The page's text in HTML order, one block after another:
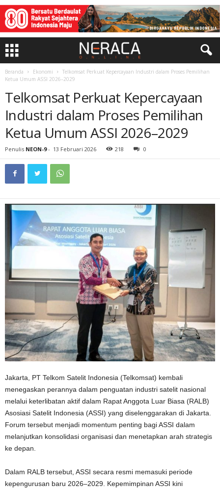
Beranda Ekonomi
Telkomsat Perkuat Kepercayaan Industri dalam Proses Pemilihan
Ketua Umum ASSI 2026–2029
Telkomsat Perkuat Kepercayaan
Industri dalam Proses Pemilihan
Ketua Umum ASSI 2026–2029
Penulis NEON-9- 13 Februari 2026 218 0
Jakarta, PT Telkom Satelit Indonesia (Telkomsat) kembali
menegaskan perannya dalam penguatan industri satelit nasional
melalui keterlibatan aktif dalam Rapat Anggota Luar Biasa (RALB)
Asosiasi Satelit Indonesia (ASSI) yang diselenggarakan di Jakarta.
Forum tersebut menjadi momentum penting bagi ASSI dalam
melanjutkan konsolidasi organisasi dan menetapkan arah strategis
ke depan.
Dalam RALB tersebut, ASSI secara resmi memasuki periode
kepengurusan baru 2026–2029. Kepemimpinan ASSI kini